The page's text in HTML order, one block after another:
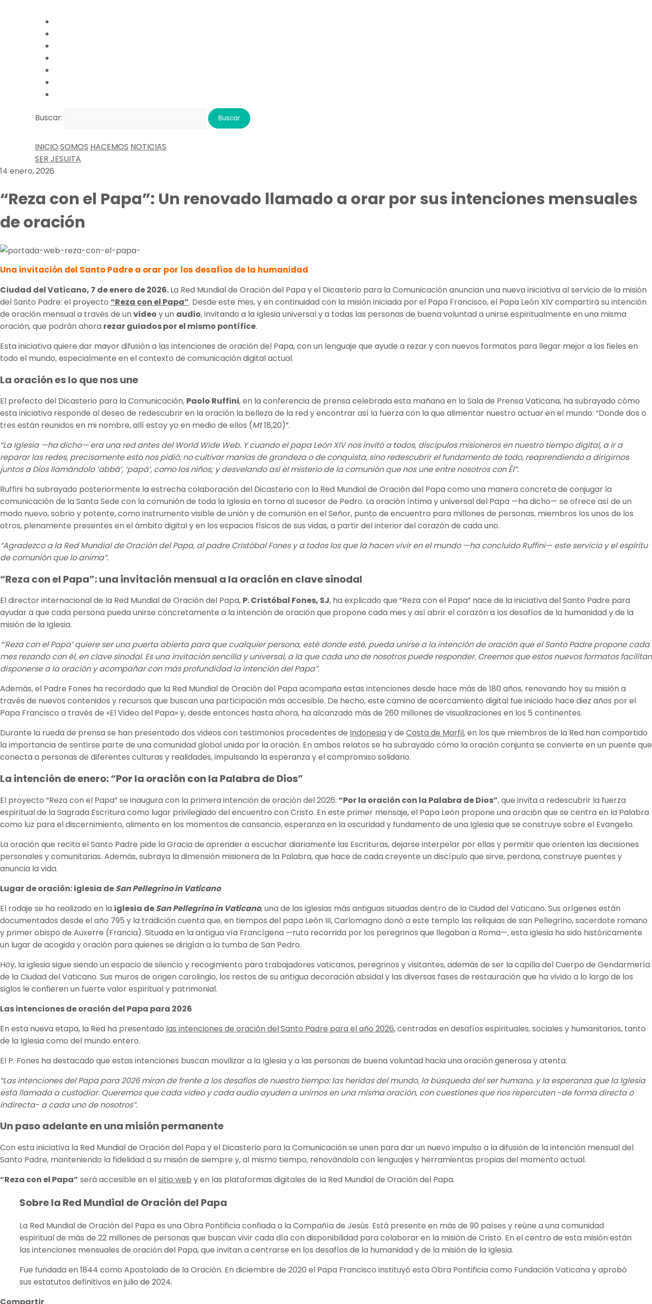
Buscar:
INICIO SOMOS HACEMOS NOTICIAS
SER JESUITA
14 enero, 2026
“Reza con el Papa”: Un renovado llamado a orar por sus intenciones mensuales
de oración
Una invitación del Santo Padre a orar por los desafíos de la humanidad
Ciudad del Vaticano, 7 de enero de 2026.La Red Mundial de Oración del Papa y el Dicasterio para la Comunicación anuncian una nueva iniciativa al servicio de la misión
del Santo Padre: el proyecto “Reza con el Papa”. Desde este mes, y en continuidad con la misión iniciada por el Papa Francisco, el Papa León XIV compartirá su intención
de oración mensual a través de un video y un audio, invitando a la Iglesia universal y a todas las personas de buena voluntad a unirse espiritualmente en una misma
oración, que podrán ahora rezar guiados por el mismo pontífice.
Esta iniciativa quiere dar mayor difusión a las intenciones de oración del Papa, con un lenguaje que ayude a rezar y con nuevos formatos para llegar mejor a los fieles en
todo el mundo, especialmente en el contexto de comunicación digital actual.
La oración es lo que nos une
El prefecto del Dicasterio para la Comunicación, Paolo Ruffini, en la conferencia de prensa celebrada esta mañana en la Sala de Prensa Vaticana, ha subrayado cómo
esta iniciativa responde al deseo de redescubrir en la oración la belleza de la red y encontrar así la fuerza con la que alimentar nuestro actuar en el mundo: “Donde dos o
tres están reunidos en mi nombre, allí estoy yo en medio de ellos (Mt18,20)”.
“La Iglesia —ha dicho— era una red antes del World Wide Web. Y cuando el papa León XIV nos invitó a todos, discípulos misioneros en nuestro tiempo digital, a ir a
reparar las redes, precisamente esto nos pidió: no cultivar manías de grandeza o de conquista, sino redescubrir el fundamento de todo, reaprendiendo a dirigirnos
juntos a Dios llamándolo ‘abbá’, ‘papá’, como los niños; y desvelando así el misterio de la comunión que nos une entre nosotros con Él”.
Ruffini ha subrayado posteriormente la estrecha colaboración del Dicasterio con la Red Mundial de Oración del Papa como una manera concreta de conjugar la
comunicación de la Santa Sede con la comunión de toda la Iglesia en torno al sucesor de Pedro. La oración íntima y universal del Papa —ha dicho— se ofrece así de un
modo nuevo, sobrio y potente, como instrumento visible de unión y de comunión en el Señor, punto de encuentro para millones de personas, miembros los unos de los
otros, plenamente presentes en el ámbito digital y en los espacios físicos de sus vidas, a partir del interior del corazón de cada uno.
“Agradezco a la Red Mundial de Oración del Papa, al padre Cristóbal Fones y a todos los que la hacen vivir en el mundo —ha concluido Ruffini— este servicio y el espíritu
de comunión que lo anima”.
“Reza con el Papa”: una invitación mensual a la oración en clave sinodal
El director internacional de la Red Mundial de Oración del Papa, P. Cristóbal Fones, SJ, ha explicado que “Reza con el Papa” nace de la iniciativa del Santo Padre para
ayudar a que cada persona pueda unirse concretamente a la intención de oración que propone cada mes y así abrir el corazón a los desafíos de la humanidad y de la
misión de la Iglesia.
“‘Reza con el Papa’ quiere ser una puerta abierta para que cualquier persona, esté donde esté, pueda unirse a la intención de oración que el Santo Padre propone cada
mes rezando con él, en clave sinodal. Es una invitación sencilla y universal, a la que cada uno de nosotros puede responder. Creemos que estos nuevos formatos facilitan
disponerse a la oración y acompañar con más profundidad la intención del Papa”.
Además, el Padre Fones ha recordado que la Red Mundial de Oración del Papa acompaña estas intenciones desde hace más de 180 años, renovando hoy su misión a
través de nuevos contenidos y recursos que buscan una participación más accesible. De hecho, este camino de acercamiento digital fue iniciado hace diez años por el
Papa Francisco a través de «El Video del Papa» y, desde entonces hasta ahora, ha alcanzado más de 260 millones de visualizaciones en los 5 continentes.
Durante la rueda de prensa se han presentado dos videos con testimonios procedentes de Indonesia y de Costa de Marfil, en los que miembros de la Red han compartido
la importancia de sentirse parte de una comunidad global unida por la oración. En ambos relatos se ha subrayado cómo la oración conjunta se convierte en un puente que
conecta a personas de diferentes culturas y realidades, impulsando la esperanza y el compromiso solidario.
La intención de enero: “Por la oración con la Palabra de Dios”
El proyecto “Reza con el Papa” se inaugura con la primera intención de oración del 2026: “Por la oración con la Palabra de Dios”, que invita a redescubrir la fuerza
espiritual de la Sagrada Escritura como lugar privilegiado del encuentro con Cristo. En este primer mensaje, el Papa León propone una oración que se centra en la Palabra
como luz para el discernimiento, alimento en los momentos de cansancio, esperanza en la oscuridad y fundamento de una Iglesia que se construye sobre el Evangelio.
La oración que recita el Santo Padre pide la Gracia de aprender a escuchar diariamente las Escrituras, dejarse interpelar por ellas y permitir que orienten las decisiones
personales y comunitarias. Además, subraya la dimensión misionera de la Palabra, que hace de cada creyente un discípulo que sirve, perdona, construye puentes y
anuncia la vida.
Lugar de oración: iglesia deSan Pellegrino in Vaticano
El rodaje se ha realizado en la iglesia deSan Pellegrino in Vaticano, una de las iglesias más antiguas situadas dentro de la Ciudad del Vaticano. Sus orígenes están
documentados desde el año 795 y la tradición cuenta que, en tiempos del papa León III, Carlomagno donó a este templo las reliquias de san Pellegrino, sacerdote romano
y primer obispo de Auxerre (Francia). Situada en la antigua vía Francígena —ruta recorrida por los peregrinos que llegaban a Roma—, esta iglesia ha sido históricamente
un lugar de acogida y oración para quienes se dirigían a la tumba de San Pedro.
Hoy, la iglesia sigue siendo un espacio de silencio y recogimiento para trabajadores vaticanos, peregrinos y visitantes, además de ser la capilla del Cuerpo de Gendarmería
de la Ciudad del Vaticano. Sus muros de origen carolingio, los restos de su antigua decoración absidal y las diversas fases de restauración que ha vivido a lo largo de los
siglos le confieren un fuerte valor espiritual y patrimonial.
Las intenciones de oración del Papa para 2026
En esta nueva etapa, la Red ha presentado las intenciones de oración del Santo Padre para el año 2026, centradas en desafíos espirituales, sociales y humanitarios, tanto
de la Iglesia como del mundo entero.
El P. Fones ha destacado que estas intenciones buscan movilizar a la Iglesia y a las personas de buena voluntad hacia una oración generosa y atenta:
“Las intenciones del Papa para 2026 miran de frente a los desafíos de nuestro tiempo: las heridas del mundo, la búsqueda del ser humano, y la esperanza que la Iglesia
está llamada a custodiar. Queremos que cada video y cada audio ayuden a unirnos en una misma oración, con cuestiones que nos repercuten -de forma directa o
indirecta- a cada uno de nosotros”.
Un paso adelante en una misión permanente
Con esta iniciativa la Red Mundial de Oración del Papa y el Dicasterio para la Comunicación se unen para dar un nuevo impulso a la difusión de la intención mensual del
Santo Padre, manteniendo la fidelidad a su misión de siempre y, al mismo tiempo, renovándola con lenguajes y herramientas propias del momento actual.
“Reza con el Papa” será accesible en elsitio web y en las plataformas digitales de la Red Mundial de Oración del Papa.
Sobre la Red Mundial de Oración del Papa
La Red Mundial de Oración del Papa es una Obra Pontificia confiada a la Compañía de Jesús. Está presente en más de 90 países y reúne a una comunidad
espiritual de más de 22 millones de personas que buscan vivir cada día con disponibilidad para colaborar en la misión de Cristo. En el centro de esta misión están
las intenciones mensuales de oración del Papa, que invitan a centrarse en los desafíos de la humanidad y de la misión de la Iglesia.
Fue fundada en 1844 como Apostolado de la Oración. En diciembre de 2020 el Papa Francisco instituyó esta Obra Pontificia como Fundación Vaticana y aprobó
sus estatutos definitivos en julio de 2024.
Compartir